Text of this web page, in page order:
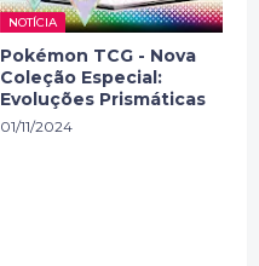
NOTÍCIA
Pokémon TCG - Nova
Coleção Especial:
Evoluções Prismáticas
01/11/2024